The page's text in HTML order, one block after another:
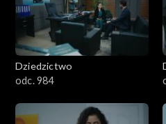
Dziedzictwo
odc. 984